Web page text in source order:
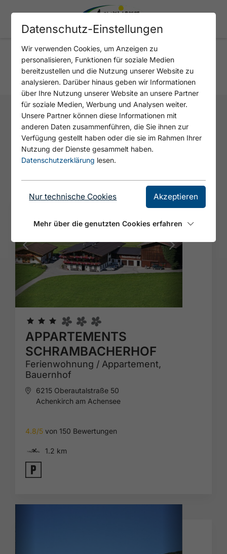
URLAUB AM BAUERNHOF
1Zimmer 2Gäste
🞙 🞙 🞙
APPARTEMENTS
SCHRAMBACHERHOF
Ferienwohnung / Appartement,
Bauernhof
6215 Oberautalstraße 50
Achenkirch am Achensee
4.8/5 von 150 Bewertungen
🅐 1.2 km
🐈
Datenschutz-Einstellungen
Wir verwenden Cookies, um Anzeigen zu
personalisieren, Funktionen für soziale Medien
bereitzustellen und die Nutzung unserer Website zu
analysieren. Darüber hinaus geben wir Informationen
über Ihre Nutzung unserer Website an unsere Partner
für soziale Medien, Werbung und Analysen weiter.
Unsere Partner können diese Informationen mit
anderen Daten zusammenführen, die Sie ihnen zur
Verfügung gestellt haben oder die sie im Rahmen Ihrer
Nutzung der Dienste gesammelt haben.
Datenschutzerklärung lesen.
Nur technische Cookies Akzeptieren
Mehr über die genutzten Cookies erfahren